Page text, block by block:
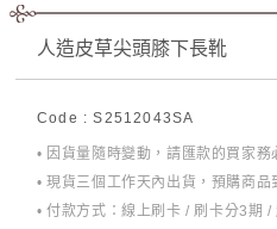
人造皮草尖頭膝下長靴
Code : S2512043SA
• 因貨量隨時變動，請匯款的買家
• 現貨三個工作天內出貨，預購商
• 付款方式：線上刷卡 / 刷卡分3期